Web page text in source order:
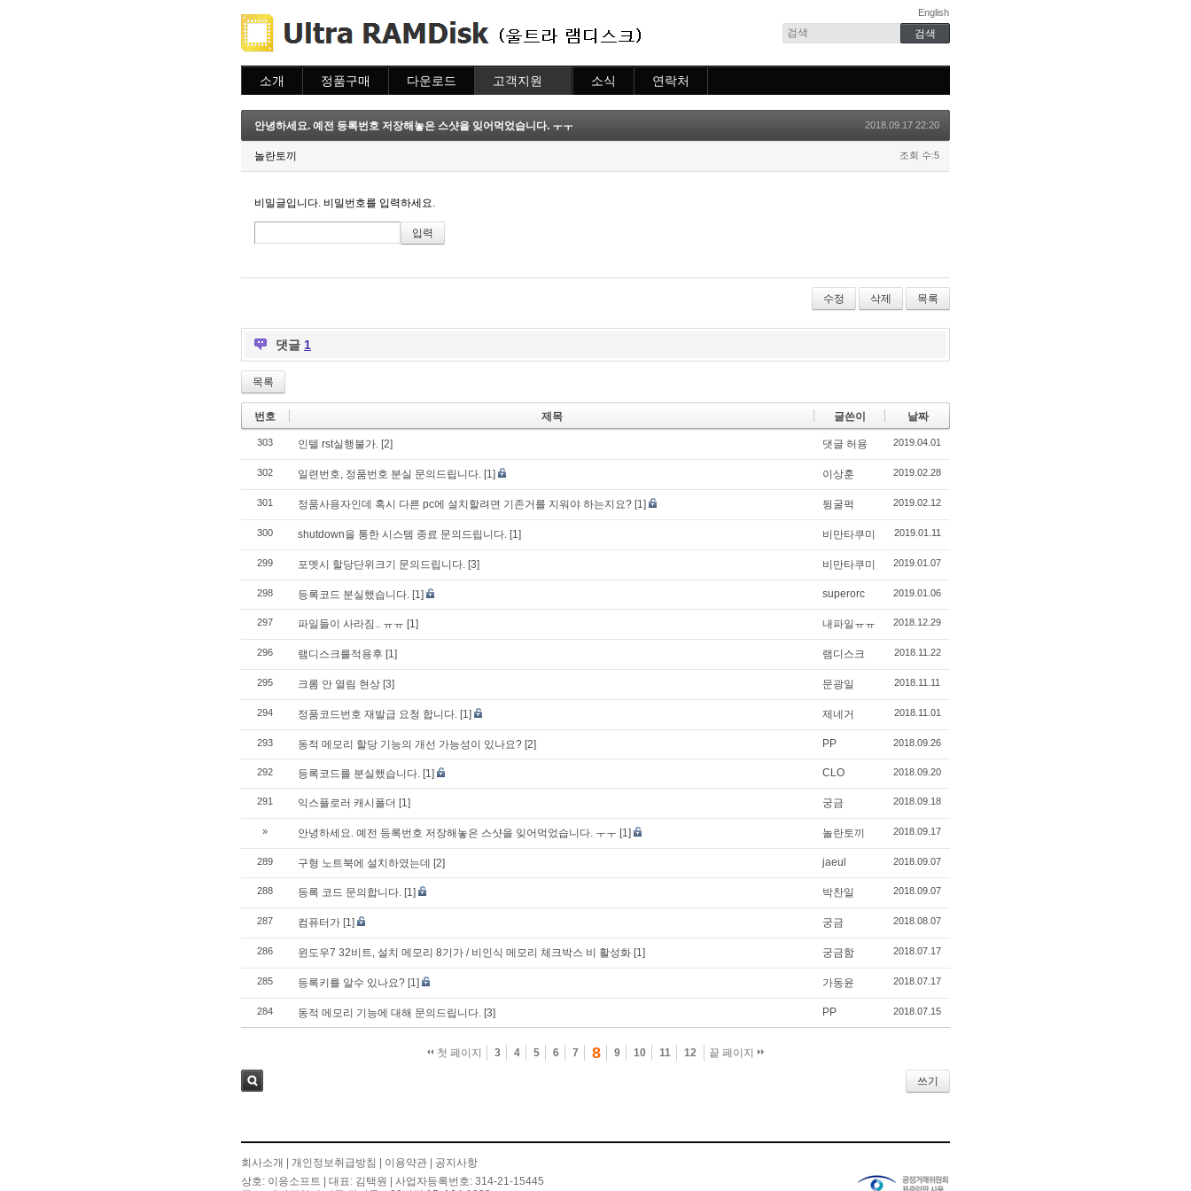
English
소개 정품구매
주문조회
이용안내
다운로드 고객지원
자주묻는질문
질문하기
소식 연락처
안녕하세요. 예전 등록번호 저장해놓은 스샷을 잊어먹었습니다. ㅜㅜ
2018.09.17 22:20
놀란토끼 조회 수:5
비밀글입니다. 비밀번호를 입력하세요.
수정 삭제 목록
댓글 1
목록
번호 제목 글쓴이 날짜
303 인텔 rst실행불가. [2] 댓글 허용 2019.04.01
302 일련번호, 정품번호 분실 문의드립니다. [1] 이상훈 2019.02.28
301 정품사용자인데 혹시 다른 pc에 설치할려면 기존거를 지워야 하는지요? [1] 뒹굴퍽 2019.02.12
300 shutdown을 통한 시스템 종료 문의드립니다. [1] 비만타쿠미 2019.01.11
299 포멧시 할당단위크기 문의드립니다. [3] 비만타쿠미 2019.01.07
298 등록코드 분실했습니다. [1] superorc 2019.01.06
297 파일들이 사라짐.. ㅠㅠ [1] 내파일ㅠㅠ 2018.12.29
296 램디스크를적용후 [1] 램디스크 2018.11.22
295 크롬 안 열림 현상 [3] 문광일 2018.11.11
294 정품코드번호 재발급 요청 합니다. [1] 제네거 2018.11.01
293 동적 메모리 할당 기능의 개선 가능성이 있나요? [2] PP 2018.09.26
292 등록코드를 분실했습니다. [1] CLO 2018.09.20
291 익스플로러 캐시폴더 [1] 궁금 2018.09.18
» 안녕하세요. 예전 등록번호 저장해놓은 스샷을 잊어먹었습니다. ㅜㅜ [1] 놀란토끼 2018.09.17
289 구형 노트북에 설치하였는데 [2] jaeul 2018.09.07
288 등록 코드 문의합니다. [1] 박찬일 2018.09.07
287 컴퓨터가 [1] 궁금 2018.08.07
286 윈도우7 32비트, 설치 메모리 8기가 / 비인식 메모리 체크박스 비 활성화 [1] 궁금함 2018.07.17
285 등록키를 알수 있나요? [1] 가동윤 2018.07.17
284 동적 메모리 기능에 대해 문의드립니다. [3] PP 2018.07.15
첫 페이지 3 4 5 6 7 8 9 10 11 12 끝 페이지
쓰기
회사소개 개인정보취급방침 이용약관
공지사항
상호: 이응소프트 | 대표: 김택원 | 사업자등록번호: 314-21-15445